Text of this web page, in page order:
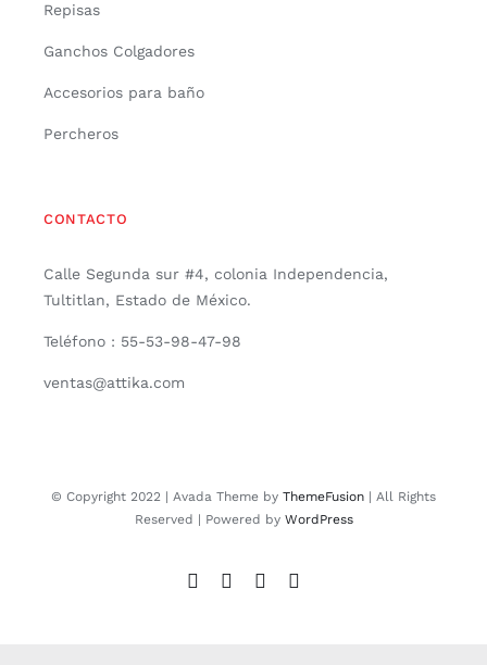
Repisas
Ganchos Colgadores
Accesorios para baño
Percheros
CONTACTO
Calle Segunda sur #4, colonia Independencia,
Tultitlan, Estado de México.
Teléfono : 55-53-98-47-98
ventas@attika.com
© Copyright 2022 | Avada Theme by ThemeFusion | All Rights
Reserved | Powered by WordPress